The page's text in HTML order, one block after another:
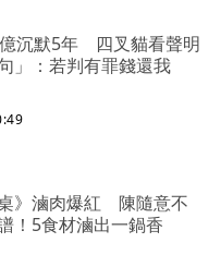
沉默5年 四叉貓看聲明
」：若判有罪錢還我
桌》滷肉爆紅 陳隨意不
！5食材滷出一鍋香